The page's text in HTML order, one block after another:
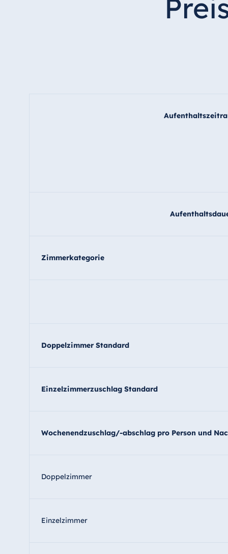
Zimmerkategorie
Doppelzimmer Standard
Einzelzimmerzuschlag Standard
Wochenendzuschlag/-abschlag pro Person und
Doppelzimmer
Einzelzimmer